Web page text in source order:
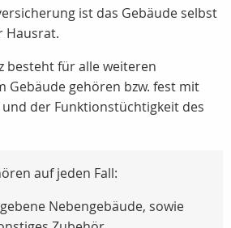
ist das Gebäude selbst
Hausrat.
besteht für alle weiteren
Gebäude gehören bzw. fest mit
der Funktionstüchtigkeit des
auf jeden Fall:
Nebengebäude, sowie